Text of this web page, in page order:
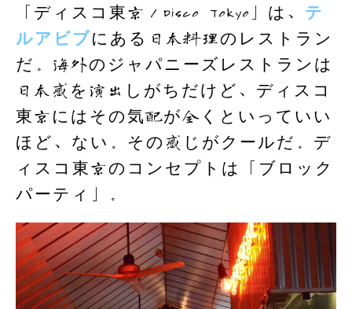
「ディスコ東京／Disco Tokyo」は、 テ
ルアビブ にある日本料理のレストラン
だ。海外のジャパニーズレストランは
日本感を演出しがちだけど、ディスコ
東京にはその気配が全くといっていい
ほど、ない。その感じがクールだ。デ
ィスコ東京のコンセプトは「ブロック
パーティ」。